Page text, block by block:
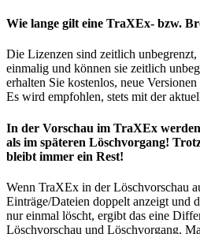
Wie lange gilt eine TraXEx- bzw.
Die Lizenzen sind zeitlich unbegrenzt,
einmalig und können sie zeitlich
erhalten Sie kostenlos, neue
Es wird empfohlen, stets mit der
In der Vorschau im TraXEx
als im späteren Löschvorgang!
bleibt immer ein Rest!
Wenn TraXEx in der Löschvorschau
Einträge/Dateien doppelt anzeigt und
nur einmal löscht, ergibt das eine
Löschvorschau und Löschvorgang.